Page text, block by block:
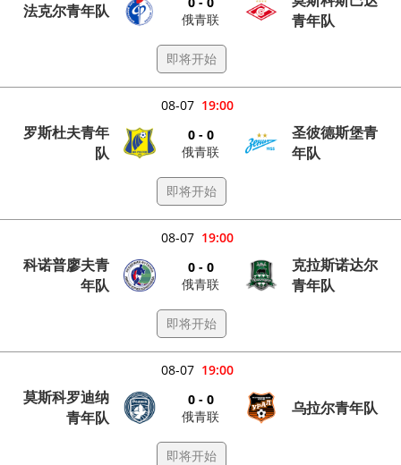
法克尔青年队
俄青联
青年队
即将开始
19:00
08-07
罗斯杜夫青年
队
0 - 0
俄青联
圣彼德斯堡青
年队
即将开始
19:00
08-07
科诺普廖夫青
年队
0 - 0
俄青联
克拉斯诺达尔
青年队
即将开始
19:00
08-07
莫斯科罗迪纳
青年队
0 - 0
俄青联
乌拉尔青年队
即将开始